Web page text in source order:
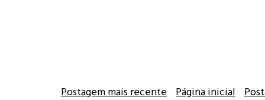
Postagem mais recente Página inicial